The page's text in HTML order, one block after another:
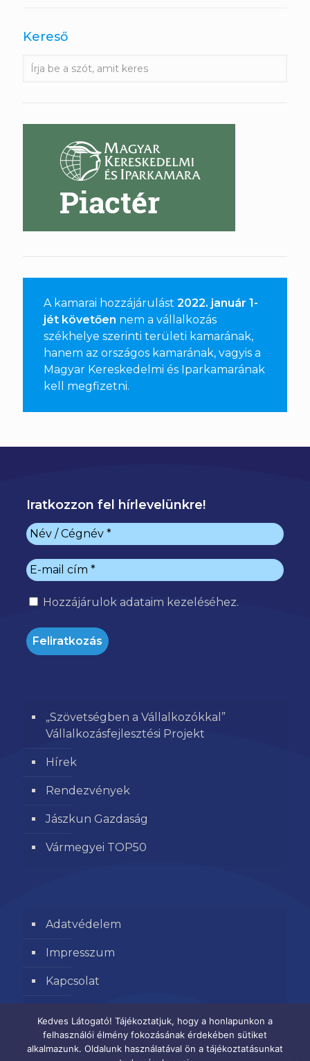
Kereső
A kamarai hozzájárulást 2022. január 1-
jét követően nem a vállalkozás
székhelye szerinti területi kamarának,
hanem az országos kamarának, vagyis a
Magyar Kereskedelmi és Iparkamarának
kell megfizetni.
Iratkozzon fel hírlevelünkre!
Hozzájárulok adataim kezeléséhez.
„Szövetségben a Vállalkozókkal”
Vállalkozásfejlesztési Projekt
Hírek
Rendezvények
Jászkun Gazdaság
Vármegyei TOP50
Adatvédelem
Impresszum
Kapcsolat
Kedves Látogató! Tájékoztatjuk, hogy a honlapunkon a
felhasználói élmény fokozásának érdekében sütiket
alkalmazunk. Oldalunk használatával ön a tájékoztatásunkat